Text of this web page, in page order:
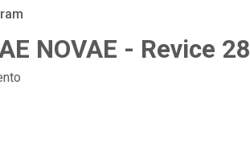
NOVAE - Revice 28